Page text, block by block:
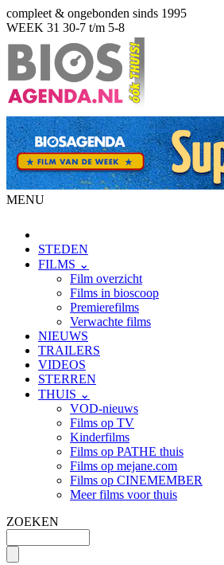
compleet & ongebonden sinds 1995
WEEK 31 30-7 t/m 5-8
MENU
STEDEN
FILMS ⌄
Film overzicht
Films in bioscoop
Premierefilms
Verwachte films
NIEUWS
TRAILERS
VIDEOS
STERREN
THUIS ⌄
VOD-nieuws
Films op TV
Kinderfilms
Films op PATHE thuis
Films op mejane.com
Films op CINEMEMBER
Meer films voor thuis
ZOEKEN